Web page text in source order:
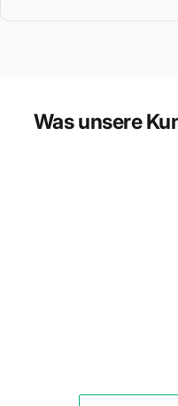
Was unsere